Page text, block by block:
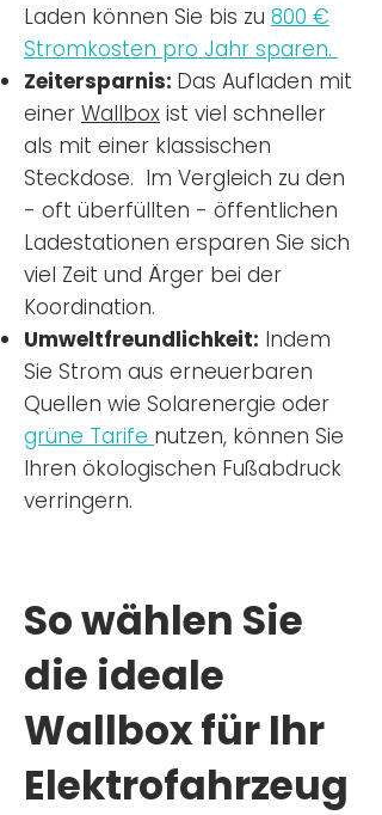
Laden können Sie bis zu 800 €
Stromkosten pro Jahr sparen.
Zeitersparnis: Das Aufladen mit
einer Wallbox ist viel schneller
als mit einer klassischen
Steckdose. Im Vergleich zu den
- oft überfüllten - öffentlichen
Ladestationen ersparen Sie sich
viel Zeit und Ärger bei der
Koordination.
Umweltfreundlichkeit: Indem
Sie Strom aus erneuerbaren
Quellen wie Solarenergie oder
grüne Tarife nutzen, können Sie
Ihren ökologischen Fußabdruck
verringern.
So wählen Sie
die ideale
Wallbox für Ihr
Elektrofahrzeug